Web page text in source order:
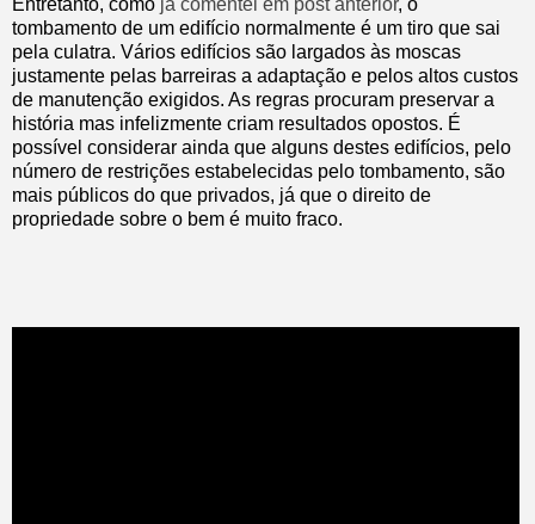
tombamento de um edifício normalmente é um tiro que sai
pela culatra. Vários edifícios são largados às moscas
justamente pelas barreiras a adaptação e pelos altos custos
de manutenção exigidos. As regras procuram preservar a
história mas infelizmente criam resultados opostos. É
possível considerar ainda que alguns destes edifícios, pelo
número de restrições estabelecidas pelo tombamento, são
mais públicos do que privados, já que o direito de
propriedade sobre o bem é muito fraco.